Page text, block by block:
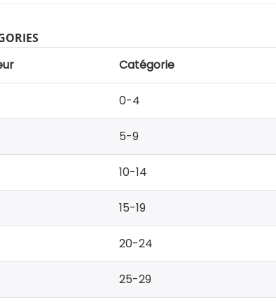
Catégorie
0-4
5-9
10-14
15-19
20-24
25-29